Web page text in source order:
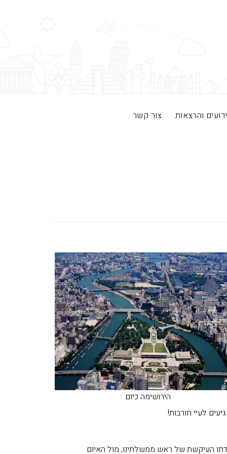
והרצאות צור קשר
הירושימה כיום
העיקשת של ראש ממשלתינו, מול האיום